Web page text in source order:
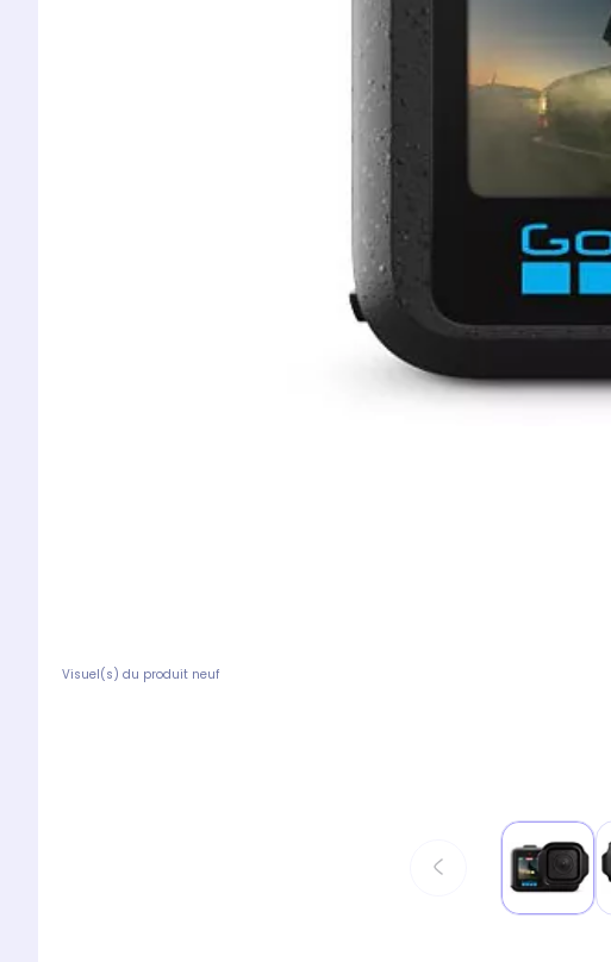
Visuel(s) du produit neuf